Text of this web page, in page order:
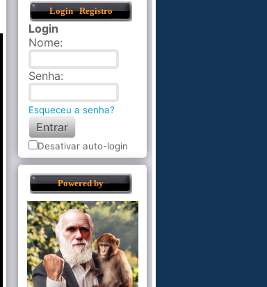
Login Registro
Login
Nome:
Senha:
Esqueceu a senha?
Desativar auto-login
Powered by